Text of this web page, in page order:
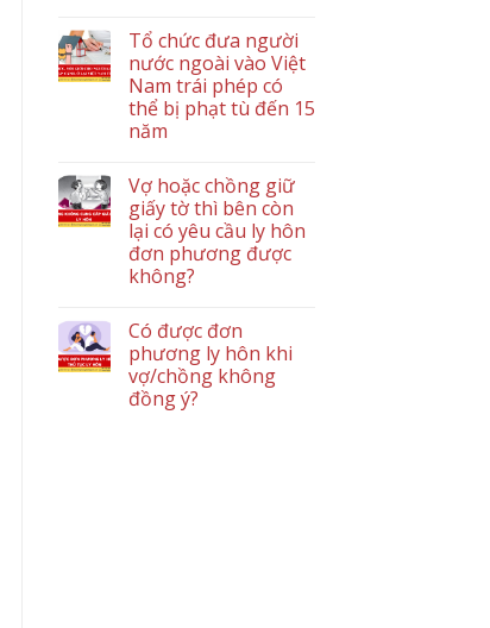
Tổ chức đưa người
nước ngoài vào Việt
Nam trái phép có
thể bị phạt tù đến 15
năm
Vợ hoặc chồng giữ
giấy tờ thì bên còn
lại có yêu cầu ly hôn
đơn phương được
không?
Có được đơn
phương ly hôn khi
vợ/chồng không
đồng ý?